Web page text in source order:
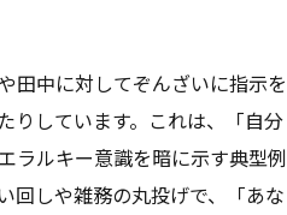
田中に対してぞんざいに指示を
りしています。これは、「自分
ラルキー意識を暗に示す典型例
回しや雑務の丸投げで、「あな